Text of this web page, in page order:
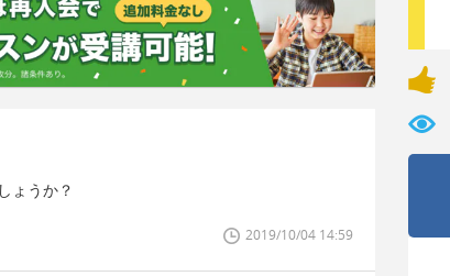
ょうか？
2019/10/04 14:59